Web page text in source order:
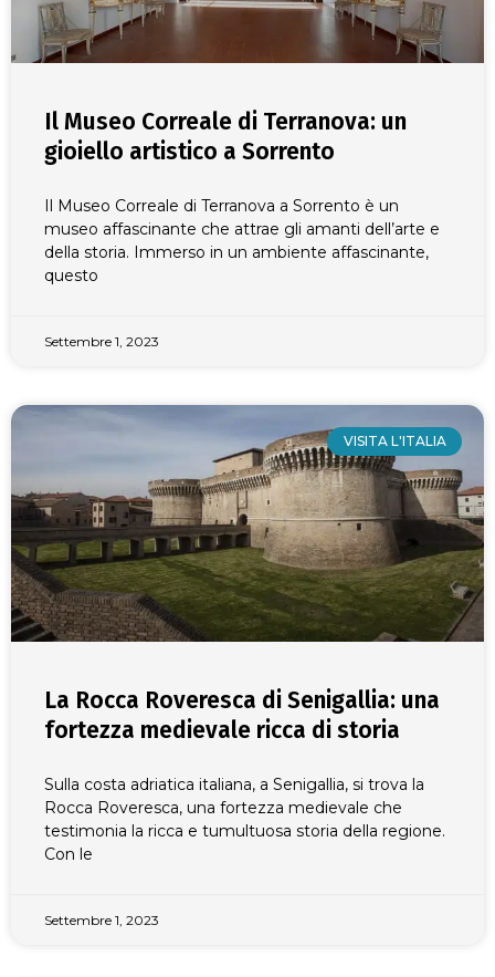
Il Museo Correale di Terranova: un
gioiello artistico a Sorrento
Il Museo Correale di Terranova a Sorrento è un
museo affascinante che attrae gli amanti dell’arte e
della storia. Immerso in un ambiente affascinante,
questo
Settembre 1, 2023
VISITA L'ITALIA
La Rocca Roveresca di Senigallia: una
fortezza medievale ricca di storia
Sulla costa adriatica italiana, a Senigallia, si trova la
Rocca Roveresca, una fortezza medievale che
testimonia la ricca e tumultuosa storia della regione.
Con le
Settembre 1, 2023